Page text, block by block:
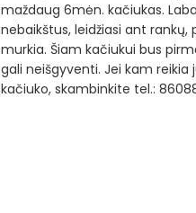
maždaug 6mėn. kačiukas.
nebaikštus, leidžiasi ant rankų,
murkia. Šiam kačiukui bus
gali neišgyventi. Jei kam reikia
kačiuko, skambinkite tel.: